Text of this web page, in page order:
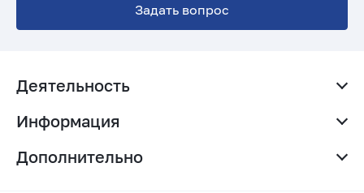
Задать вопрос
Деятельность
Рабочая группа по инклюзивному образованию
Вебинары
Информация
Новости
Дополнительно